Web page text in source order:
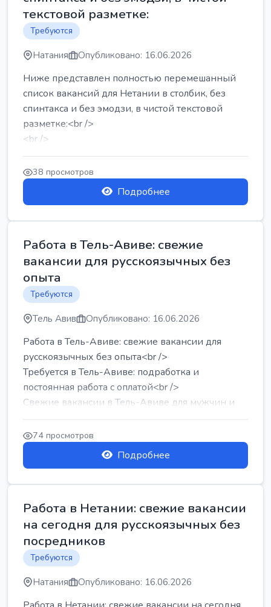
текстовой разметке:
Требуются
Натания Опубликовано: 16.06.2026
Ниже представлен полностью перемешанный
список вакансий для Нетании в столбик, без
спинтакса и без эмодзи, в чистой текстовой
разметке:<br />
<br />
Работа в Нетании на мебельном производстве:
требу...
38 просмотров
Подробнее
Работа в Тель-Авиве: свежие
вакансии для русскоязычных без
опыта
Требуются
Тель Авив Опубликовано: 16.06.2026
Работа в Тель-Авиве: свежие вакансии для
русскоязычных без опыта<br />
Требуется в Тель-Авиве: подработка и
постоянная работа с оплатой<br />
Свежие вакансии в Тель-Авиве для мужчин и
женщин от хозя...
74 просмотров
Подробнее
Работа в Нетании: свежие вакансии
на сегодня для русскоязычных без
посредников
Требуются
Натания Опубликовано: 16.06.2026